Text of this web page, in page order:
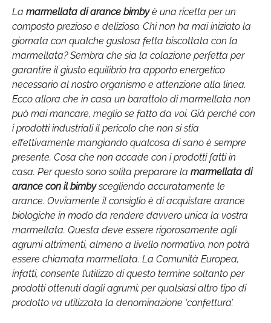
La marmellata di arance bimbyè una ricetta per un
composto prezioso e delizioso. Chi non ha mai iniziato la
giornata con qualche gustosa fetta biscottata con la
marmellata? Sembra che sia la colazione perfetta per
garantire il giusto equilibrio tra apporto energetico
necessario al nostro organismo e attenzione alla linea.
Ecco allora che in casa un barattolo di marmellata non
può mai mancare, meglio se fatto da voi. Già perché con
i prodotti industriali il pericolo che non si stia
effettivamente mangiando qualcosa di sano è sempre
presente. Cosa che non accade con i prodotti fatti in
casa. Per questo sono solita preparare la marmellata di
arance con il bimbyscegliendo accuratamente le
arance. Ovviamente il consiglio è di acquistare arance
biologiche in modo da rendere davvero unica la vostra
marmellata. Questa deve essere rigorosamente agli
agrumi altrimenti, almeno a livello normativo, non potrà
essere chiamata marmellata. La Comunità Europea,
infatti, consente l’utilizzo di questo termine soltanto per
prodotti ottenuti dagli agrumi; per qualsiasi altro tipo di
prodotto va utilizzata la denominazione ‘confettura’.